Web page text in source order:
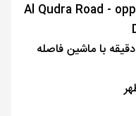
Al Qudra Road -
از مرکز دبی حدود ۴۵ دقیقه با ماشین فاصله